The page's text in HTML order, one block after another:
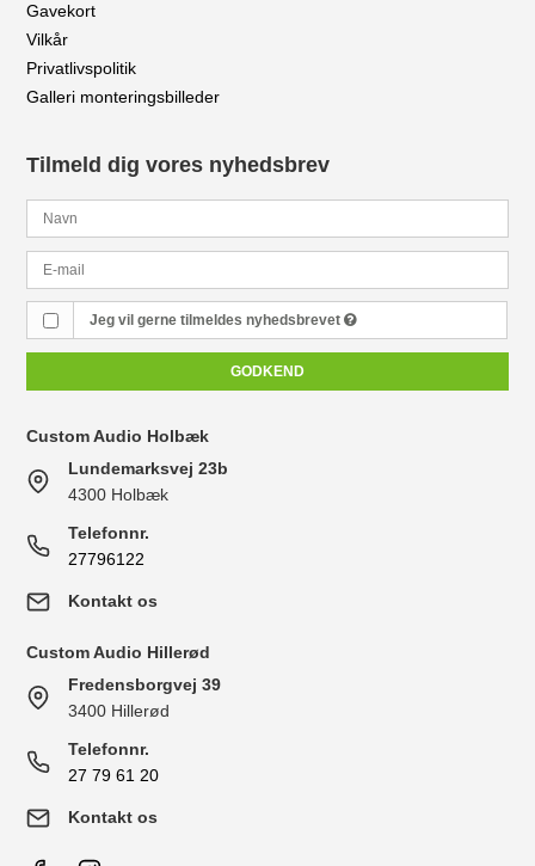
Gavekort
Vilkår
Privatlivspolitik
Galleri monteringsbilleder
Tilmeld dig vores nyhedsbrev
Jeg vil gerne tilmeldes nyhedsbrevet
GODKEND
Custom Audio Holbæk
Lundemarksvej 23b
4300 Holbæk
Telefonnr.
27796122
Kontakt os
Custom Audio Hillerød
Fredensborgvej 39
3400 Hillerød
Telefonnr.
27 79 61 20
Kontakt os